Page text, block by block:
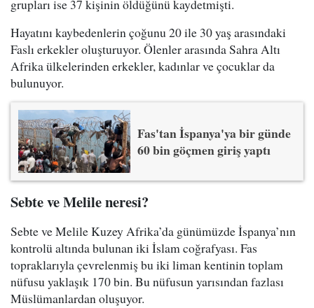
grupları ise 37 kişinin öldüğünü kaydetmişti.
Hayatını kaybedenlerin çoğunu 20 ile 30 yaş arasındaki
Faslı erkekler oluşturuyor. Ölenler arasında Sahra Altı
Afrika ülkelerinden erkekler, kadınlar ve çocuklar da
bulunuyor.
Fas'tan İspanya'ya bir günde
60 bin göçmen giriş yaptı
Sebte ve Melile neresi?
Sebte ve Melile Kuzey Afrika’da günümüzde İspanya’nın
kontrolü altında bulunan iki İslam coğrafyası. Fas
topraklarıyla çevrelenmiş bu iki liman kentinin toplam
nüfusu yaklaşık 170 bin. Bu nüfusun yarısından fazlası
Müslümanlardan oluşuyor.